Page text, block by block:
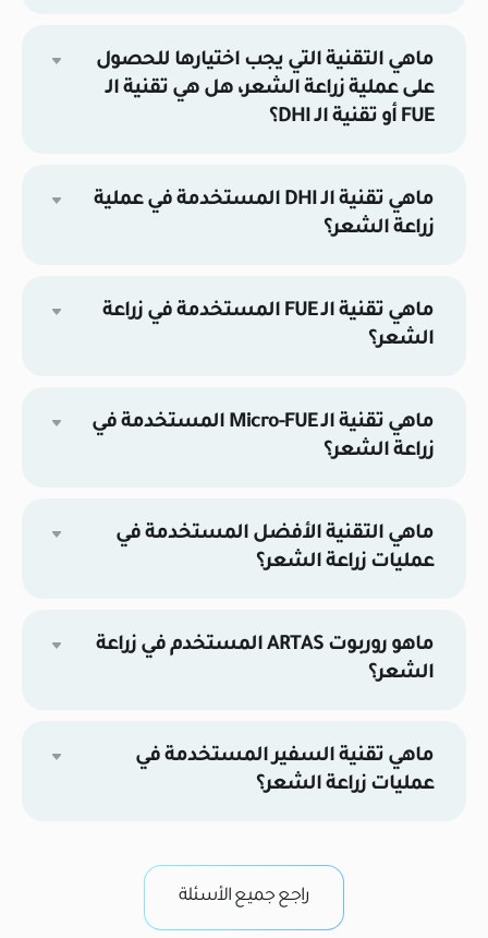
ماهي التقنية التي يجب اختيارها للحصول
على عملية زراعة الشعر، هل هي تقنية الـ
FUE أو تقنية الـ DHI؟
ماهي تقنية الـ DHI المستخدمة في عملية
زراعة الشعر؟
ماهي تقنية الـ FUE المستخدمة في زراعة
الشعر؟
ماهي تقنية الـ Micro-FUE المستخدمة في
زراعة الشعر؟
ماهي التقنية الأفضل المستخدمة في
عمليات زراعة الشعر؟
ماهو روربوت ARTAS المستخدم في زراعة
الشعر؟
ماهي تقنية السفير المستخدمة في
عمليات زراعة الشعر؟
راجع جميع الأسئلة